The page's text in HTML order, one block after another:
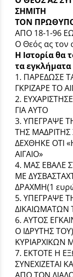
ΣΗΜΙΤΗ
ΤΟΝ
ΑΠΟ 18-1-96
Ο Θεός ας τον
Η Ιστορία θα
τα εγκλήματα
1. ΠΑΡΕΔΩΣΕ
ΓΚΡΙΖΑΡΕ ΤΟ
2.
ΓΙΑ ΑΥΤΟ
3. ΥΠΕΓΡΑΨΕ
ΤΗΣ ΜΑΔΡΙΤΗΣ
ΔΕΧΘΗΚΕ ΟΤΙ
ΑΙΓΑΙΟ»
4. ΜΑΣ ΕΒΑΛΕ
ΜΕ
ΔΡΑΧΜΗ(1
5. ΥΠΕΓΡΑΨΕ
ΔΙΚΑΙΩΜΑΤΩΝ
6. ΑΥΤΟΣ
Ο ΙΔΡΥΤΗΣ
ΚΥΡΙΑΡΧΙΚΩΝ
7. ΕΚΤΟΤΕ Η
ΣΥΝΕΧΙΖΕΤΑΙ